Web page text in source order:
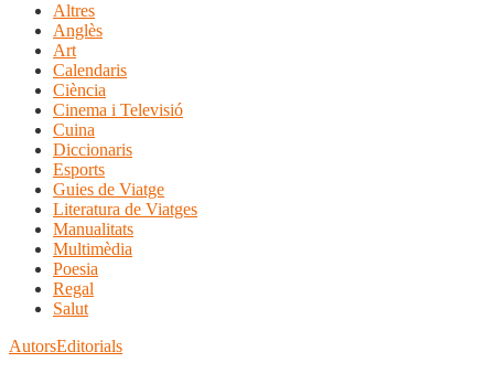
Altres
Anglès
Art
Calendaris
Ciència
Cinema i Televisió
Cuina
Diccionaris
Esports
Guies de Viatge
Literatura de Viatges
Manualitats
Multimèdia
Poesia
Regal
Salut
AutorsEditorials